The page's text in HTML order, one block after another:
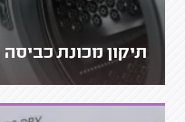
תיקון מכונת